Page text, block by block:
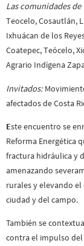
Las comunidades de
Teocelo, Cosautlán,
Ixhuácan de los
Coatepec, Teócelo,
Agrario Indígena
Invitados:
afectados de Costa
Este encuentro se
Reforma Energética
fractura hidráulica y
amenazando
rurales y elevando
ciudad y del campo.
También se
contra el impulso del